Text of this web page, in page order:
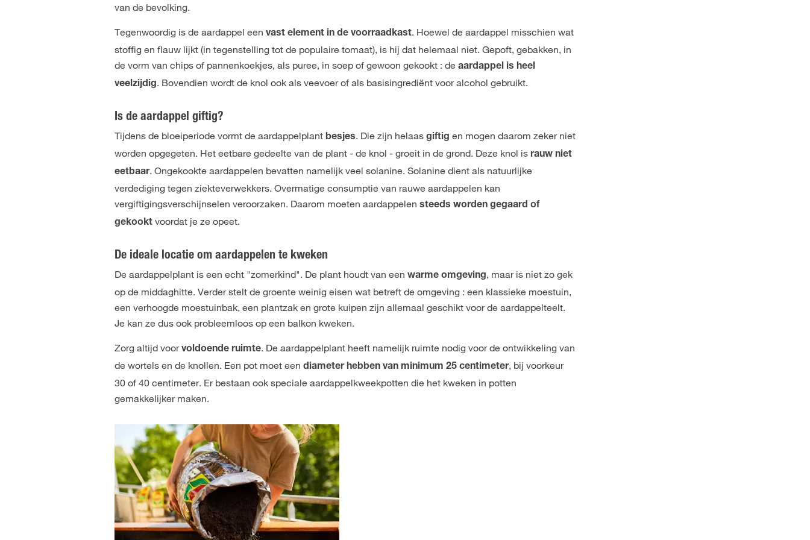
van de bevolking.
Tegenwoordig is de aardappel eenvast element in de voorraadkast. Hoewel de aardappel misschien wat
stoffig en flauw lijkt (in tegenstelling tot de populaire tomaat), is hij dat helemaal niet. Gepoft, gebakken, in
de vorm van chips of pannenkoekjes, als puree, in soep of gewoon gekookt : deaardappel is heel
veelzijdig. Bovendien wordt de knol ook als veevoer of als basisingrediënt voor alcohol gebruikt.
Is de aardappel giftig?
Tijdens de bloeiperiode vormt de aardappelplantbesjes. Die zijn helaasgiftigen mogen daarom zeker niet
worden opgegeten. Het eetbare gedeelte van de plant - de knol - groeit in de grond. Deze knol israuw niet
eetbaar. Ongekookte aardappelen bevatten namelijk veel solanine. Solanine dient als natuurlijke
verdediging tegen ziekteverwekkers. Overmatige consumptie van rauwe aardappelen kan
vergiftigingsverschijnselen veroorzaken. Daarom moeten aardappelensteeds worden gegaard of
gekookt voordat je ze opeet.
De ideale locatie om aardappelen te kweken
De aardappelplant is een echt "zomerkind". De plant houdt van eenwarme omgeving, maar is niet zo gek
op de middaghitte. Verder stelt de groente weinig eisen wat betreft de omgeving : een klassieke moestuin,
een verhoogde moestuinbak, een plantzak en grote kuipen zijn allemaal geschikt voor de aardappelteelt.
Je kan ze dus ook probleemloos op een balkon kweken.
Zorg altijd voorvoldoende ruimte. De aardappelplant heeft namelijk ruimte nodig voor de ontwikkeling van
de wortels en de knollen. Een pot moet eendiameter hebben van minimum 25 centimeter, bij voorkeur
30 of 40 centimeter. Er bestaan ook speciale aardappelkweekpotten die het kweken in potten
gemakkelijker maken.